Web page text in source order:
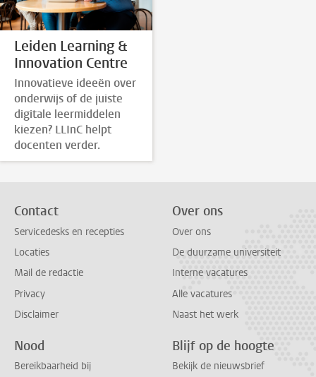
Leiden Learning &
Innovation Centre
Innovatieve ideeën over
onderwijs of de juiste
digitale leermiddelen
kiezen? LLInC helpt
docenten verder.
Contact
Servicedesks en recepties
Locaties
Mail de redactie
Privacy
Disclaimer
Over ons
Over ons
De duurzame universiteit
Interne vacatures
Alle vacatures
Naast het werk
Nood
Bereikbaarheid bij
Blijf op de hoogte
Bekijk de nieuwsbrief